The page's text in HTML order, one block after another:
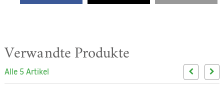
Verwandte Produkte
Alle 5 Artikel